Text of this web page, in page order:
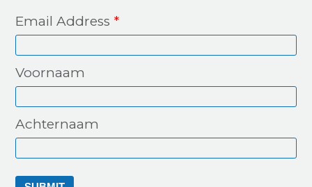
Email Address *
Voornaam
Achternaam